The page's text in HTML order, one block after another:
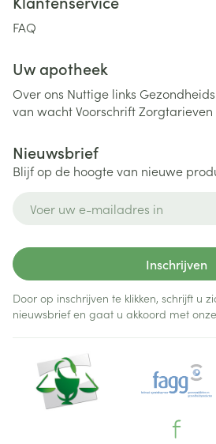
FAQ
Uw apotheek
Over ons Nuttige links
van wachtVoorschriftZorgtarieven
Nieuwsbrief
Blijf op de hoogte van nieuwe
Inschrijven
Door op inschrijven te klikken, schrijft u
nieuwsbrief en gaat u akkoord met onze